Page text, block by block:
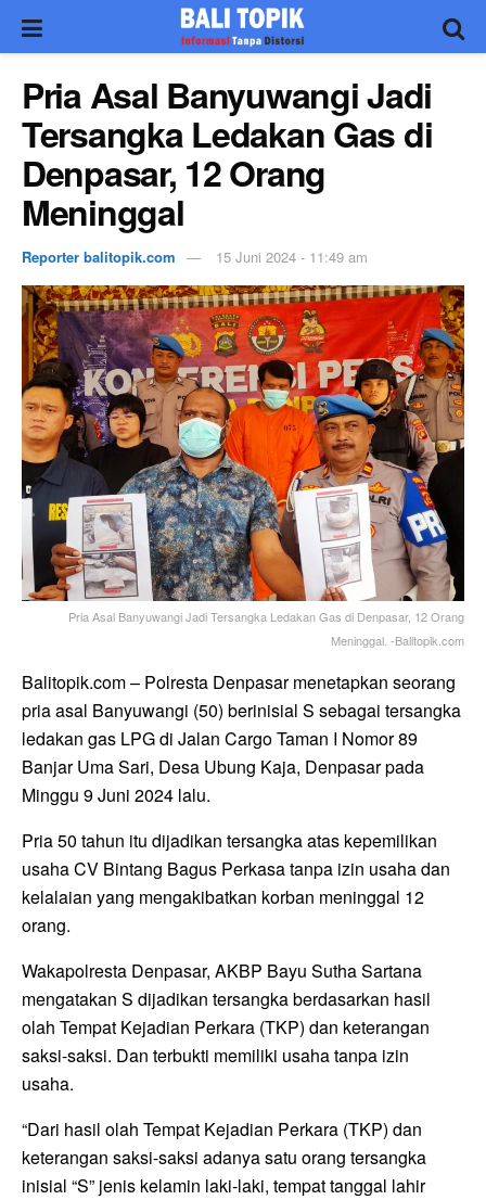
Pria Asal Banyuwangi Jadi
Tersangka Ledakan Gas di
Denpasar, 12 Orang
Meninggal
Reporter balitopik.com 15 Juni 2024 - 11:49 am
Pria Asal Banyuwangi Jadi Tersangka Ledakan Gas di Denpasar, 12 Orang
Meninggal. -Balitopik.com
Balitopik.com – Polresta Denpasar menetapkan seorang
pria asal Banyuwangi (50) berinisial S sebagai tersangka
ledakan gas LPG di Jalan Cargo Taman I Nomor 89
Banjar Uma Sari, Desa Ubung Kaja, Denpasar pada
Minggu 9 Juni 2024 lalu.
Pria 50 tahun itu dijadikan tersangka atas kepemilikan
usaha CV Bintang Bagus Perkasa tanpa izin usaha dan
kelalaian yang mengakibatkan korban meninggal 12
orang.
Wakapolresta Denpasar, AKBP Bayu Sutha Sartana
mengatakan S dijadikan tersangka berdasarkan hasil
olah Tempat Kejadian Perkara (TKP) dan keterangan
saksi-saksi. Dan terbukti memiliki usaha tanpa izin
usaha.
“Dari hasil olah Tempat Kejadian Perkara (TKP) dan
keterangan saksi-saksi adanya satu orang tersangka
inisial “S” jenis kelamin laki-laki, tempat tanggal lahir